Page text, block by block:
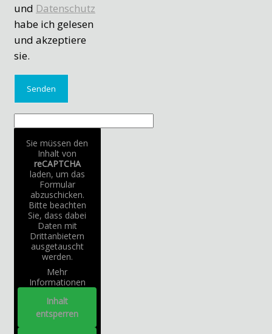
und Datenschutz
habe ich gelesen
und akzeptiere
sie.
Sie müssen den
Inhalt von
reCAPTCHA
laden, um das
Formular
abzuschicken.
Bitte beachten
Sie, dass dabei
Daten mit
Drittanbietern
ausgetauscht
werden.
Mehr
Informationen
Inhalt
entsperren